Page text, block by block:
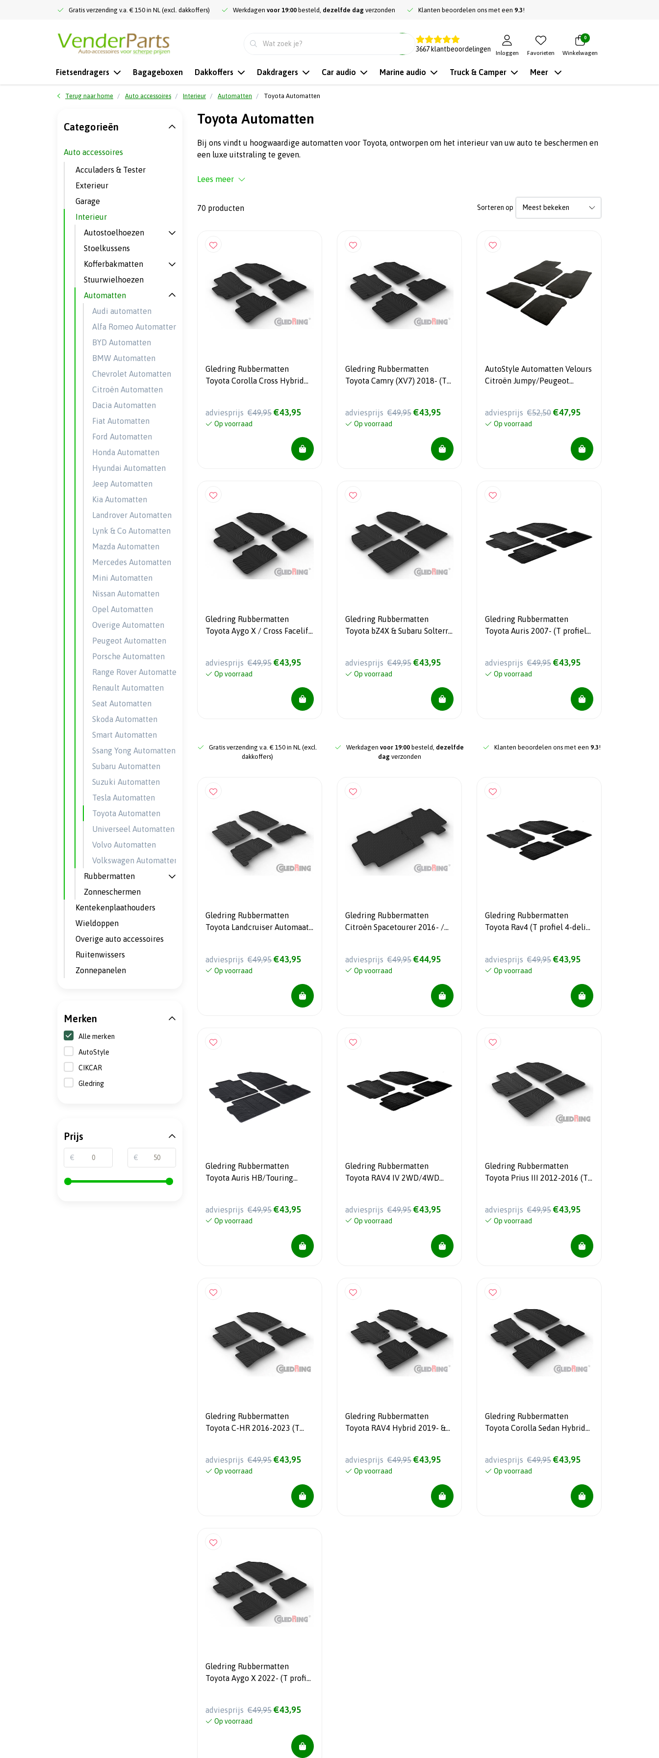
Gratis verzending v.a. € 150 in NL (excl. dakkoffers) Werkdagen voor 19:00 besteld, dezelfde dag verzonden Klanten beoordelen ons met een 9.3!
3667 klantbeoordelingen
Inloggen Favorieten
0
Winkelwagen
Fietsendragers Bagageboxen Dakkoffers Dakdragers Car audio Marine audio Truck & Camper Meer
Terug naar home Auto accessoires Interieur Automatten Toyota Automatten
Toyota Automatten
Bij ons vindt u hoogwaardige automatten voor Toyota, ontworpen om het interieur van uw auto te beschermen en
een luxe uitstraling te geven.
Lees meer
70 producten Sorteren op
Gledring Rubbermatten
Toyota Corolla Cross Hybrid
adviesprijs €49,95 €43,95
Op voorraad
Gledring Rubbermatten
Toyota Camry (XV7) 2018- (T
adviesprijs €49,95 €43,95
Op voorraad
AutoStyle Automatten Velours
Citroën Jumpy/Peugeot
Scudo 2022- (alleen voor)
(stoel/bank + ovale clips)
adviesprijs €52,50 €47,95
Op voorraad
Gledring Rubbermatten
Toyota Aygo X / Cross Facelift
adviesprijs €49,95 €43,95
Op voorraad
Gledring Rubbermatten
Toyota bZ4X & Subaru Solterra
adviesprijs €49,95 €43,95
Op voorraad
Gledring Rubbermatten
Toyota Auris 2007- (T profiel
adviesprijs €49,95 €43,95
Op voorraad
Gratis verzending v.a. € 150 in NL (excl.
dakkoffers)
Werkdagen voor 19:00 besteld, dezelfde
dag verzonden
Klanten beoordelen ons met een 9.3!
Gledring Rubbermatten
Toyota Landcruiser Automaat
adviesprijs €49,95 €43,95
Op voorraad
Gledring Rubbermatten
Citroën Spacetourer 2016- /
2016- / Toyota Proace Verso
2016- (2de zitrij) (G profiel 2-
adviesprijs €49,95 €44,95
Op voorraad
Gledring Rubbermatten
Toyota Rav4 (T profiel 4-delig
adviesprijs €49,95 €43,95
Op voorraad
Gledring Rubbermatten
Toyota Auris HB/Touring
adviesprijs €49,95 €43,95
Op voorraad
Gledring Rubbermatten
Toyota RAV4 IV 2WD/4WD
adviesprijs €49,95 €43,95
Op voorraad
Gledring Rubbermatten
Toyota Prius III 2012-2016 (T
adviesprijs €49,95 €43,95
Op voorraad
Gledring Rubbermatten
Toyota C-HR 2016-2023 (T
adviesprijs €49,95 €43,95
Op voorraad
Gledring Rubbermatten
Toyota RAV4 Hybrid 2019- &
montageclips)
adviesprijs €49,95 €43,95
Op voorraad
Gledring Rubbermatten
Toyota Corolla Sedan Hybrid
adviesprijs €49,95 €43,95
Op voorraad
Gledring Rubbermatten
Toyota Aygo X 2022- (T profiel
adviesprijs €49,95 €43,95
Op voorraad
Categorieën
Auto accessoires
Acculaders & Tester
Exterieur
Garage
Interieur
Autostoelhoezen
Stoelkussens
Kofferbakmatten
Stuurwielhoezen
Automatten
Audi automatten
Alfa Romeo Automatten
BYD Automatten
BMW Automatten
Chevrolet Automatten
Citroën Automatten
Dacia Automatten
Fiat Automatten
Ford Automatten
Honda Automatten
Hyundai Automatten
Jeep Automatten
Kia Automatten
Landrover Automatten
Lynk & Co Automatten
Mazda Automatten
Mercedes Automatten
Mini Automatten
Nissan Automatten
Opel Automatten
Overige Automatten
Peugeot Automatten
Porsche Automatten
Range Rover Automatten
Renault Automatten
Seat Automatten
Skoda Automatten
Smart Automatten
Ssang Yong Automatten
Subaru Automatten
Suzuki Automatten
Tesla Automatten
Toyota Automatten
Universeel Automatten
Volvo Automatten
Volkswagen Automatten
Rubbermatten
Zonneschermen
Kentekenplaathouders
Wieldoppen
Overige auto accessoires
Ruitenwissers
Zonnepanelen
Merken
Alle merken
AutoStyle
CIKCAR
Gledring
Prijs
€ €